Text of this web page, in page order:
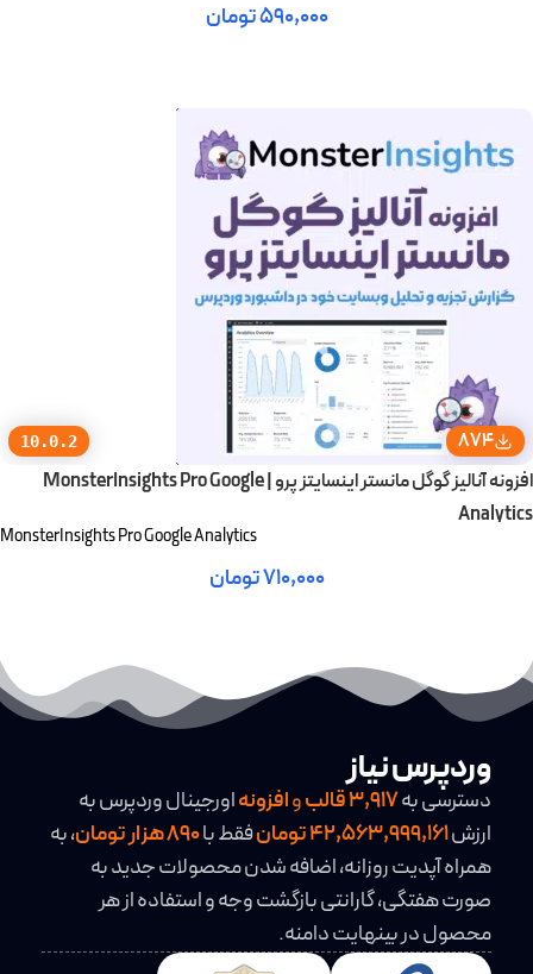
۵۹۰,۰۰۰تومان
874
10.0.2
افزونه آنالیز گوگل مانستر اینسایتز پرو | MonsterInsights Pro Google
Analytics
MonsterInsights Pro Google Analytics
۷۱۰,۰۰۰تومان
وردپرس نیاز
دسترسی به3,917قالبوافزونهاورجینال وردپرس به
ارزش42,563,999,161 تومان فقط با
، به
همراه آپدیت روزانه، اضافه شدن محصولات جدید به
صورت هفتگی، گارانتی بازگشت وجه و استفاده از هر
محصول در بینهایت دامنه.